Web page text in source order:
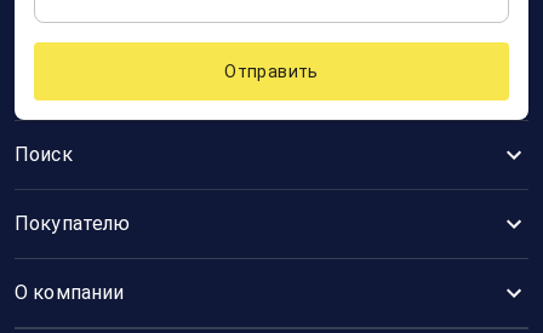
Поиск
Покупателю
О компании
Отправить